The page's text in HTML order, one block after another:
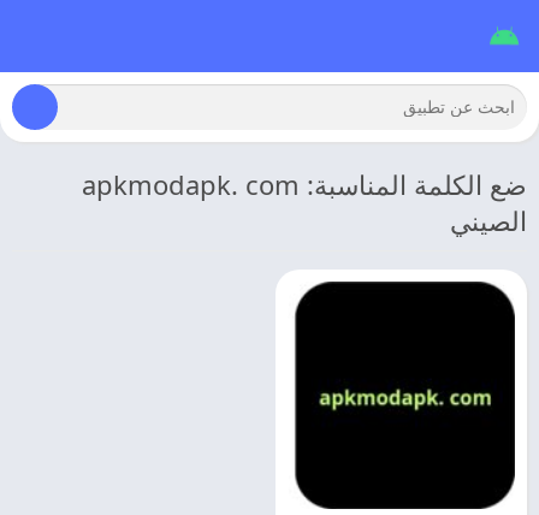
ضع الكلمة المناسبة: apkmodapk. com
الصيني